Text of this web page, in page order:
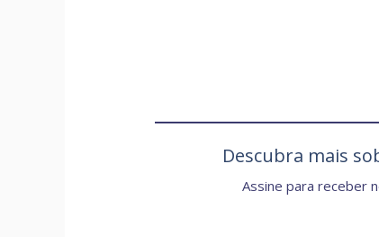
Descubra mais
Assine para receber